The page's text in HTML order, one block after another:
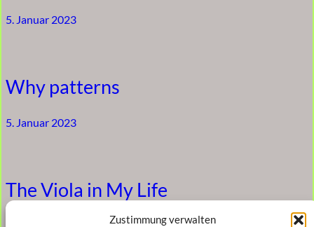
Zustimmung verwalten
5. Januar 2023
Why patterns
5. Januar 2023
The Viola in My Life